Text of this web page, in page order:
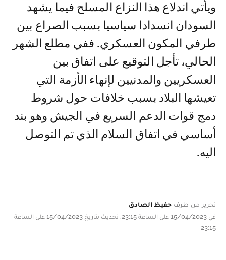
ويأتي اندلاع هذا النزاع المسلح فيما يشهد
السودان انسدادا سياسيا بسبب الصراع بين
طرفي المكون العسكري. ففي مطلع الشهر
الحالي، تأجل التوقيع على اتفاق بين
العسكريين والمدنيين لإنهاء الأزمة التي
تعيشها البلاد بسبب خلافات حول شروط
دمج قوات الدعم السريع في الجيش وهو بند
أساسي في اتفاق السلام الذي تم التوصل
اليه.
تحرير من طرف حفيظ الصادق
في 15/04/2023 على الساعة 23:15, تحديث بتاريخ 15/04/2023 على الساعة
23:15